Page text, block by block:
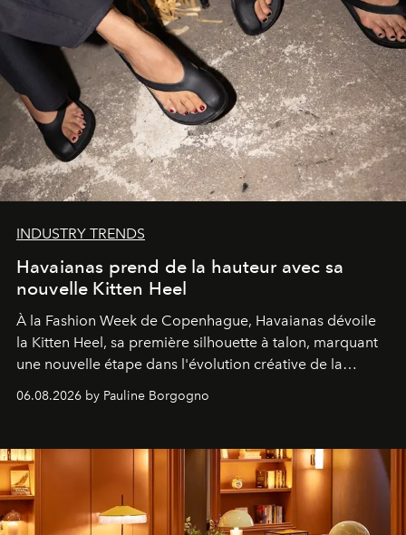
INDUSTRY TRENDS
Havaianas prend de la hauteur avec sa
nouvelle Kitten Heel
À la Fashion Week de Copenhague, Havaianas dévoile
la Kitten Heel, sa première silhouette à talon, marquant
une nouvelle étape dans l'évolution créative de la
06.08.2026 by Pauline Borgogno